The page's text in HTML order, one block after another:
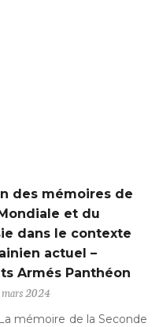
des mémoires de
et du
dans le contexte
actuel –
Armés Panthéon
2024
mémoire de la Seconde